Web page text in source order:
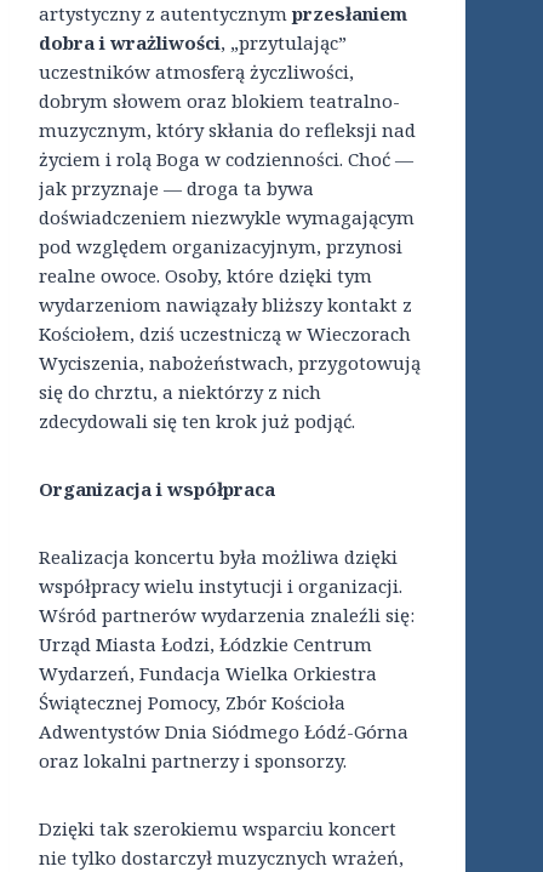
artystyczny z autentycznym przesłaniem
dobra i wrażliwości, „przytulając”
uczestników atmosferą życzliwości,
dobrym słowem oraz blokiem teatralno-
muzycznym, który skłania do refleksji nad
życiem i rolą Boga w codzienności. Choć —
jak przyznaje — droga ta bywa
doświadczeniem niezwykle wymagającym
pod względem organizacyjnym, przynosi
realne owoce. Osoby, które dzięki tym
wydarzeniom nawiązały bliższy kontakt z
Kościołem, dziś uczestniczą w Wieczorach
Wyciszenia, nabożeństwach, przygotowują
się do chrztu, a niektórzy z nich
zdecydowali się ten krok już podjąć.
Organizacja i współpraca
Realizacja koncertu była możliwa dzięki
współpracy wielu instytucji i organizacji.
Wśród partnerów wydarzenia znaleźli się:
Urząd Miasta Łodzi, Łódzkie Centrum
Wydarzeń, Fundacja Wielka Orkiestra
Świątecznej Pomocy, Zbór Kościoła
Adwentystów Dnia Siódmego Łódź-Górna
oraz lokalni partnerzy i sponsorzy.
Dzięki tak szerokiemu wsparciu koncert
nie tylko dostarczył muzycznych wrażeń,